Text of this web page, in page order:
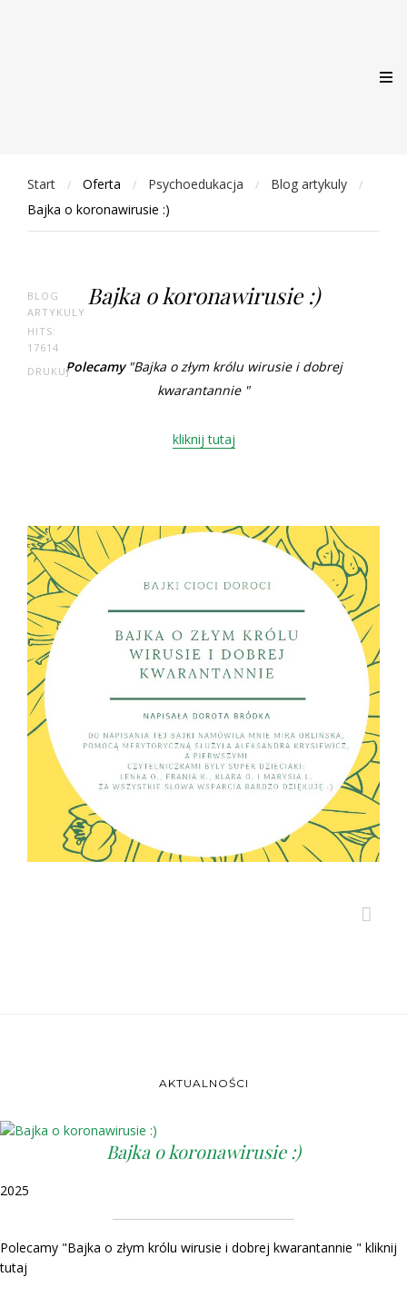
Start / Oferta / Psychoedukacja / Blog artykuly /
Bajka o koronawirusie :)
BLOG
ARTYKULY
HITS:
17614
DRUKUJ
Bajka o koronawirusie :)
Polecamy"Bajka o złym królu wirusie i dobrej
kwarantannie "
kliknij tutaj
AKTUALNOŚCI
Bajka o koronawirusie :)
2025
Polecamy "Bajka o złym królu wirusie i dobrej kwarantannie " kliknij
tutaj